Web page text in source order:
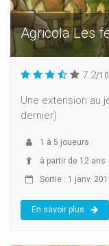
Agricola Les
7.2/10
Une extension au
dernier)
1 à 5 joueurs
à partir de 12 ans
Sortie : 1 janv.
En savoir plus